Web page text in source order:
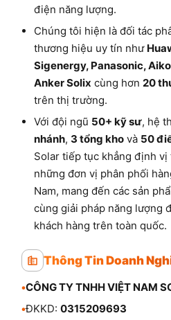
điện năng lượng.
Chúng tôi hiện là đối tác
thương hiệu uy tín như
Sigenergy, Panasonic,
Anker Solix cùng hơn 20
trên thị trường.
Với đội ngũ 50+ kỹ sư, hệ
nhánh, 3 tổng kho và 50
Solar tiếp tục khẳng định
những đơn vị phân phối
Nam, mang đến các sản
cùng giải pháp năng lượng
khách hàng trên toàn quốc.
Thông Tin Doanh
•CÔNG TY TNHH VIỆT NAM
•ĐKKD: 0315209693